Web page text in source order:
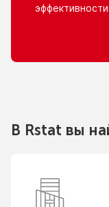
В Rstat вы